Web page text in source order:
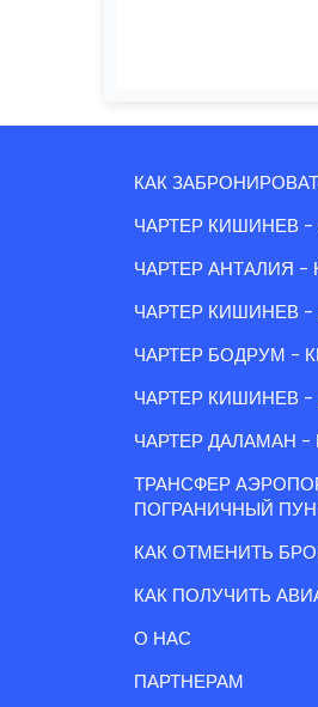
КАК
ЧАРТЕР КИШИНЕВ
ЧАРТЕР АНТАЛИЯ
ЧАРТЕР КИШИНЕВ
ЧАРТЕР БОДРУМ -
ЧАРТЕР КИШИНЕВ
ЧАРТЕР ДАЛАМАН
ТРАНСФЕР
ПОГРАНИЧНЫЙ
КАК ОТМЕНИТЬ
КАК ПОЛУЧИТЬ
О НАС
ПАРТНЕРАМ